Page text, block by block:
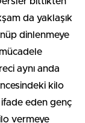
da yaklaşık
dinlenmeye
aynı anda
kilo
eden genç
vermeye